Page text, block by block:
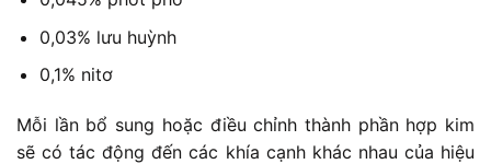
0,03% lưu huỳnh
0,1% nitơ
Mỗi lần bổ sung hoặc điều chỉnh thành phần hợp kim
sẽ có tác động đến các khía cạnh khác nhau của hiệu